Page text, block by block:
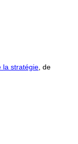
la stratégie , de